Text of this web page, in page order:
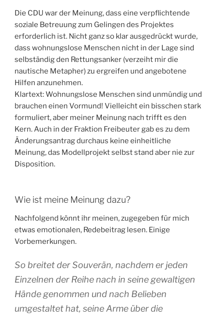
Die CDU war der Meinung, dass eine verpflichtende
soziale Betreuung zum Gelingen des Projektes
erforderlich ist. Nicht ganz so klar ausgedrückt wurde,
dass wohnungslose Menschen nicht in der Lage sind
selbständig den Rettungsanker (verzeiht mir die
nautische Metapher) zu ergreifen und angebotene
Hilfen anzunehmen.
Klartext: Wohnungslose Menschen sind unmündig und
brauchen einen Vormund! Vielleicht ein bisschen stark
formuliert, aber meiner Meinung nach trifft es den
Kern. Auch in der Fraktion Freibeuter gab es zu dem
Änderungsantrag durchaus keine einheitliche
Meinung, das Modellprojekt selbst stand aber nie zur
Disposition.
Wie ist meine Meinung dazu?
Nachfolgend könnt ihr meinen, zugegeben für mich
etwas emotionalen, Redebeitrag lesen. Einige
Vorbemerkungen.
So breitet der Souverän, nachdem er jeden
Einzelnen der Reihe nach in seine gewaltigen
Hände genommen und nach Belieben
umgestaltet hat, seine Arme über die